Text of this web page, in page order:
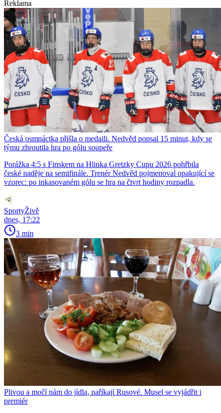
Reklama
Česká osmnáctka přišla o medaili. Nedvěd popsal 15 minut, kdy se
týmu zhroutila hra po gólu soupeře
Porážka 4:5 s Finskem na Hlinka Gretzky Cupu 2026 pohřbila
české naděje na semifinále. Trenér Nedvěd pojmenoval opakující se
vzorec: po inkasovaném gólu se hra na čtvrt hodiny rozpadla.
SportyŽivě
dnes, 17:22
3 min
Plivou a močí nám do jídla, naříkají Rusové. Musel se vyjádřit i
premiér